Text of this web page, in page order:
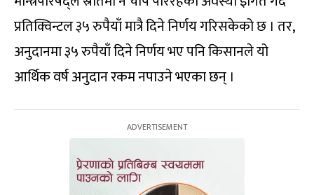
प्रतिक्विन्टल ३५ रुपैयाँ मात्रै दिने निर्णय गरिसकेको छ । तर,
अनुदानमा ३५ रुपैयाँ दिने निर्णय भए पनि किसानले यो
आर्थिक वर्ष अनुदान रकम नपाउने भएका छन् ।